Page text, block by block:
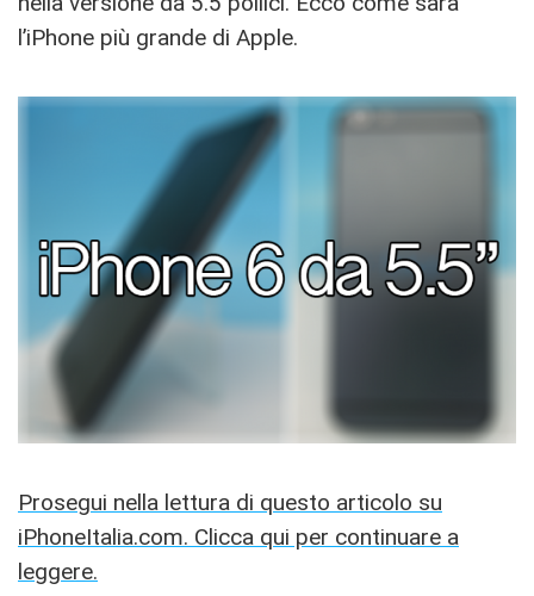
l’iPhone più grande di Apple.
Prosegui nella lettura di questo articolo su
iPhoneItalia.com. Clicca qui per continuare a
leggere.